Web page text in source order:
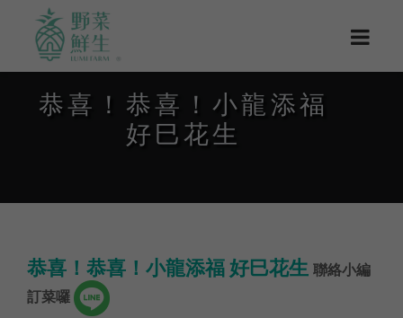
恭喜！恭喜！小龍添福
好巳花生
恭喜！恭喜！小龍添福 好巳花生 聯絡小編
訂菜囉